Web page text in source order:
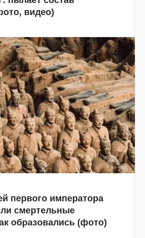
видео)
первого императора
смертельные
образовались (фото)